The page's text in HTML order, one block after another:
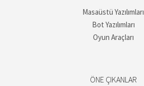
Masaüstü Yazılımları
Bot Yazılımları
Oyun Araçları
ÖNE ÇIKANLAR